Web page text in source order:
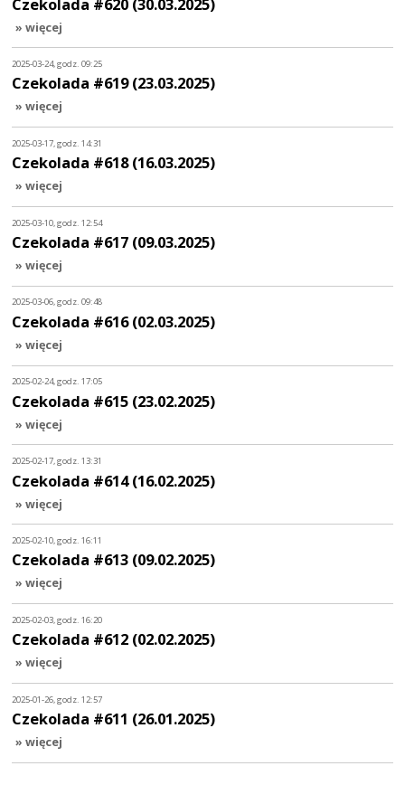
» więcej
2025-03-24, godz. 09:25
Czekolada #619 (23.03.2025)
» więcej
2025-03-17, godz. 14:31
Czekolada #618 (16.03.2025)
» więcej
2025-03-10, godz. 12:54
Czekolada #617 (09.03.2025)
» więcej
2025-03-06, godz. 09:48
Czekolada #616 (02.03.2025)
» więcej
2025-02-24, godz. 17:05
Czekolada #615 (23.02.2025)
» więcej
2025-02-17, godz. 13:31
Czekolada #614 (16.02.2025)
» więcej
2025-02-10, godz. 16:11
Czekolada #613 (09.02.2025)
» więcej
2025-02-03, godz. 16:20
Czekolada #612 (02.02.2025)
» więcej
2025-01-26, godz. 12:57
Czekolada #611 (26.01.2025)
» więcej